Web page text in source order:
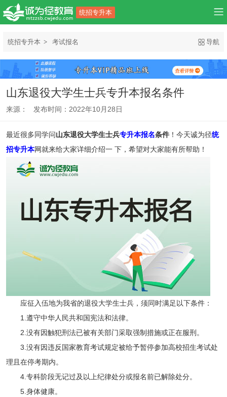
统招专升本
统招专升本 考试报名 导航
山东退役大学生士兵专升本报名条件
来源： 发布时间：2022年10月28日
最近很多同学问山东退役大学生士兵专升本报名条件！今天诚为径统
招专升本网就来给大家详细介绍一 下，希望对大家能有所帮助！
应征入伍地为我省的退役大学生士兵，须同时满足以下条件：
1.遵守中华人民共和国宪法和法律。
2.没有因触犯刑法已被有关部门采取强制措施或正在服刑。
3.没有因违反国家教育考试规定被给予暂停参加高校招生考试处
理且在停考期内。
4.专科阶段无记过及以上纪律处分或报名前已解除处分。
5.身体健康。